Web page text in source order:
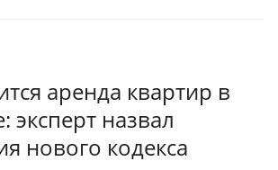
аренда квартир в
эксперт назвал
нового кодекса